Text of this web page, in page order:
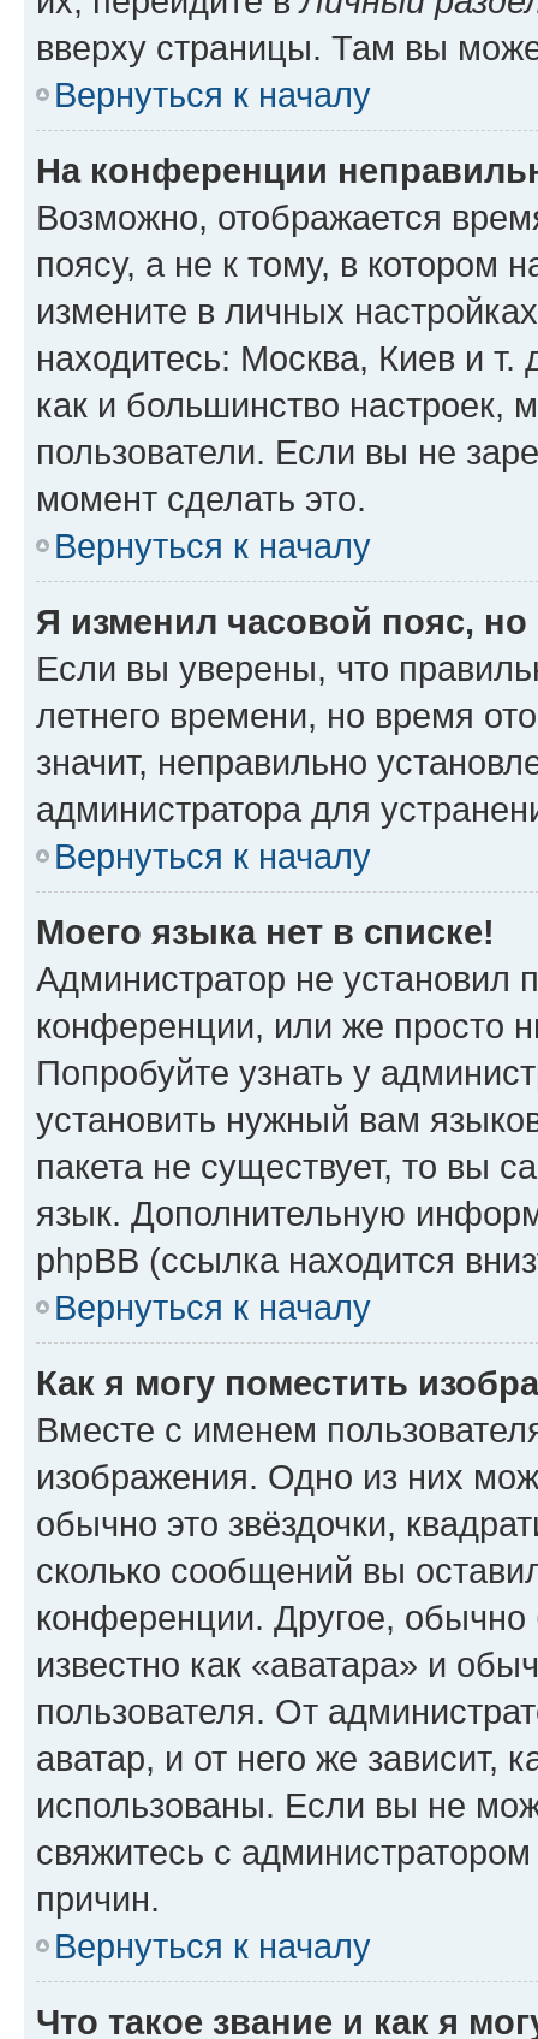
вверху страницы. Там вы
Вернуться к началу
На конференции
Возможно, отображается
поясу, а не к тому, в котором
измените в личных
находитесь: Москва, Киев и т.
как и большинство настроек,
пользователи. Если вы не
момент сделать это.
Вернуться к началу
Я изменил часовой пояс,
Если вы уверены, что
летнего времени, но время
значит, неправильно
администратора для
Вернуться к началу
Моего языка нет в списке!
Администратор не установил
конференции, или же просто
Попробуйте узнать у
установить нужный вам
пакета не существует, то вы
язык. Дополнительную
phpBB (ссылка находится
Вернуться к началу
Как я могу поместить
Вместе с именем
изображения. Одно из них
обычно это звёздочки,
сколько сообщений вы
конференции. Другое,
известно как «аватара» и
пользователя. От
аватар, и от него же зависит,
использованы. Если вы не
свяжитесь с
причин.
Вернуться к началу
Что такое звание и как я